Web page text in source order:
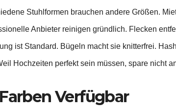
Stuhlformen brauchen andere Größen.
Anbieter reinigen gründlich. Flecken
ist Standard. Bügeln macht sie knitterfrei.
Hochzeiten perfekt sein müssen, spare nicht
Verfügbar